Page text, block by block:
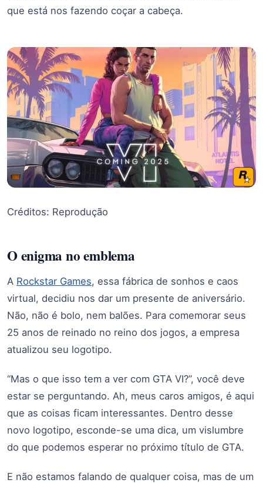
que está nos fazendo coçar a cabeça.
Créditos: Reprodução
O enigma no emblema
A Rockstar Games, essa fábrica de sonhos e caos
virtual, decidiu nos dar um presente de aniversário.
Não, não é bolo, nem balões. Para comemorar seus
25 anos de reinado no reino dos jogos, a empresa
atualizou seu logotipo.
“Mas o que isso tem a ver com GTA VI?”, você deve
estar se perguntando. Ah, meus caros amigos, é aqui
que as coisas ficam interessantes. Dentro desse
novo logotipo, esconde-se uma dica, um vislumbre
do que podemos esperar no próximo título de GTA.
E não estamos falando de qualquer coisa, mas de um